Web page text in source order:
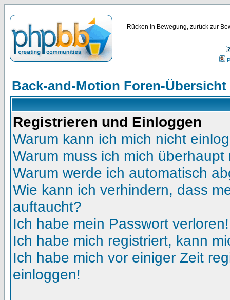
Rücken in Bewegung, zurück zur
Back-and-Motion Foren-Übersicht
Registrieren und Einloggen
Warum kann ich mich nicht
Warum muss ich mich überhaupt
Warum werde ich automatisch
Wie kann ich verhindern, dass
auftaucht?
Ich habe mein Passwort verloren!
Ich habe mich registriert, kann
Ich habe mich vor einiger Zeit
einloggen!